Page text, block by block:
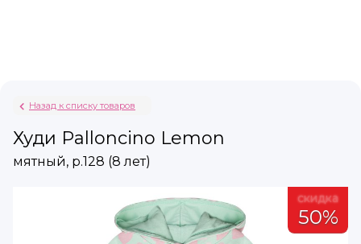
Назад к списку товаров
Худи Palloncino Lemon
мятный, р.128 (8 лет)
скидка
50%